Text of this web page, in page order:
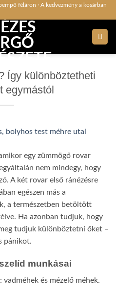
féláron · A kedvezmény a kosárban
Így különböztetheti
egymástól
egy zümmögő rovar
nem mindegy, hogy
A két rovar első ránézésre
egészen más a
a természetben betöltött
Ha azonban tudjuk, hogy
tudjuk különböztetni őket –
pánikot.
munkásai